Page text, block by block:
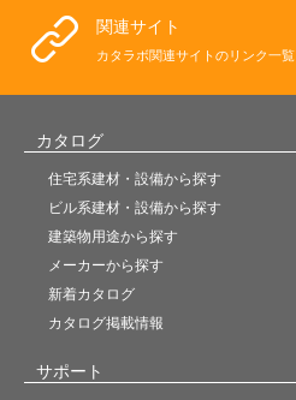
関連サイト
カタラボ関連サイトのリンク一覧
カタログ
住宅系建材・設備から探す
ビル系建材・設備から探す
建築物用途から探す
メーカーから探す
新着カタログ
カタログ掲載情報
サポート